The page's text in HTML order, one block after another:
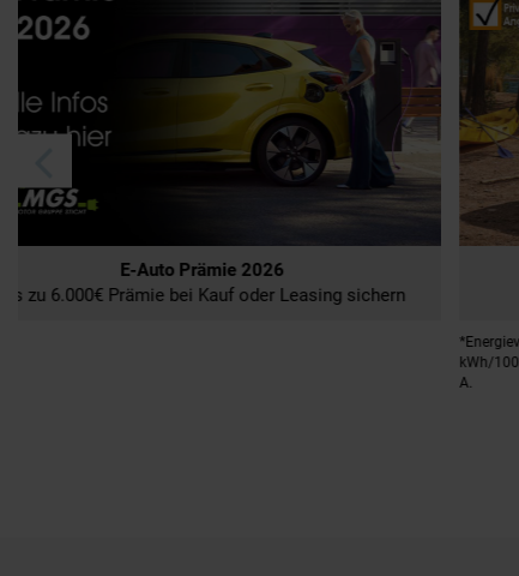
Ford Tourneo Courier Elektro günstig leasen
im Privatkundenleasing für nur € 219,-³ mtl
*Energieverbrauch Ford Tourneo Courier 54 kWh 100 kW (136 PS) in
kWh/100km: 17,4 (kombiniert); CO2-Emissionen in g/km: 0; CO2-Klasse: